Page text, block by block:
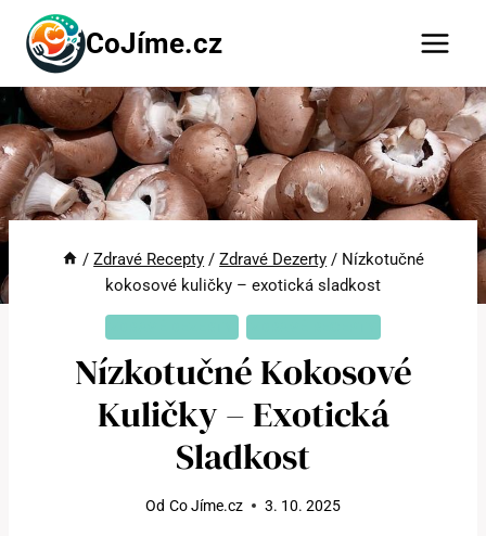
Přeskočit
obsah
CoJíme.cz
/ Zdravé Recepty / Zdravé Dezerty / Nízkotučné
kokosové kuličky – exotická sladkost
Nízkotučné Kokosové
Kuličky – Exotická
Sladkost
Od Co Jíme.cz 3. 10. 2025